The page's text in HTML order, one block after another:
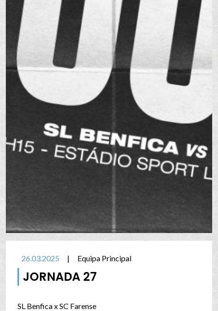
26.03.2025 | Equipa Principal
JORNADA 27
SL Benfica x SC Farense